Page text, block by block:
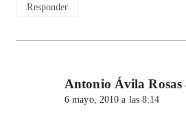
Responder
Antonio Ávila Rosas
6 mayo, 2010 a las 8:14